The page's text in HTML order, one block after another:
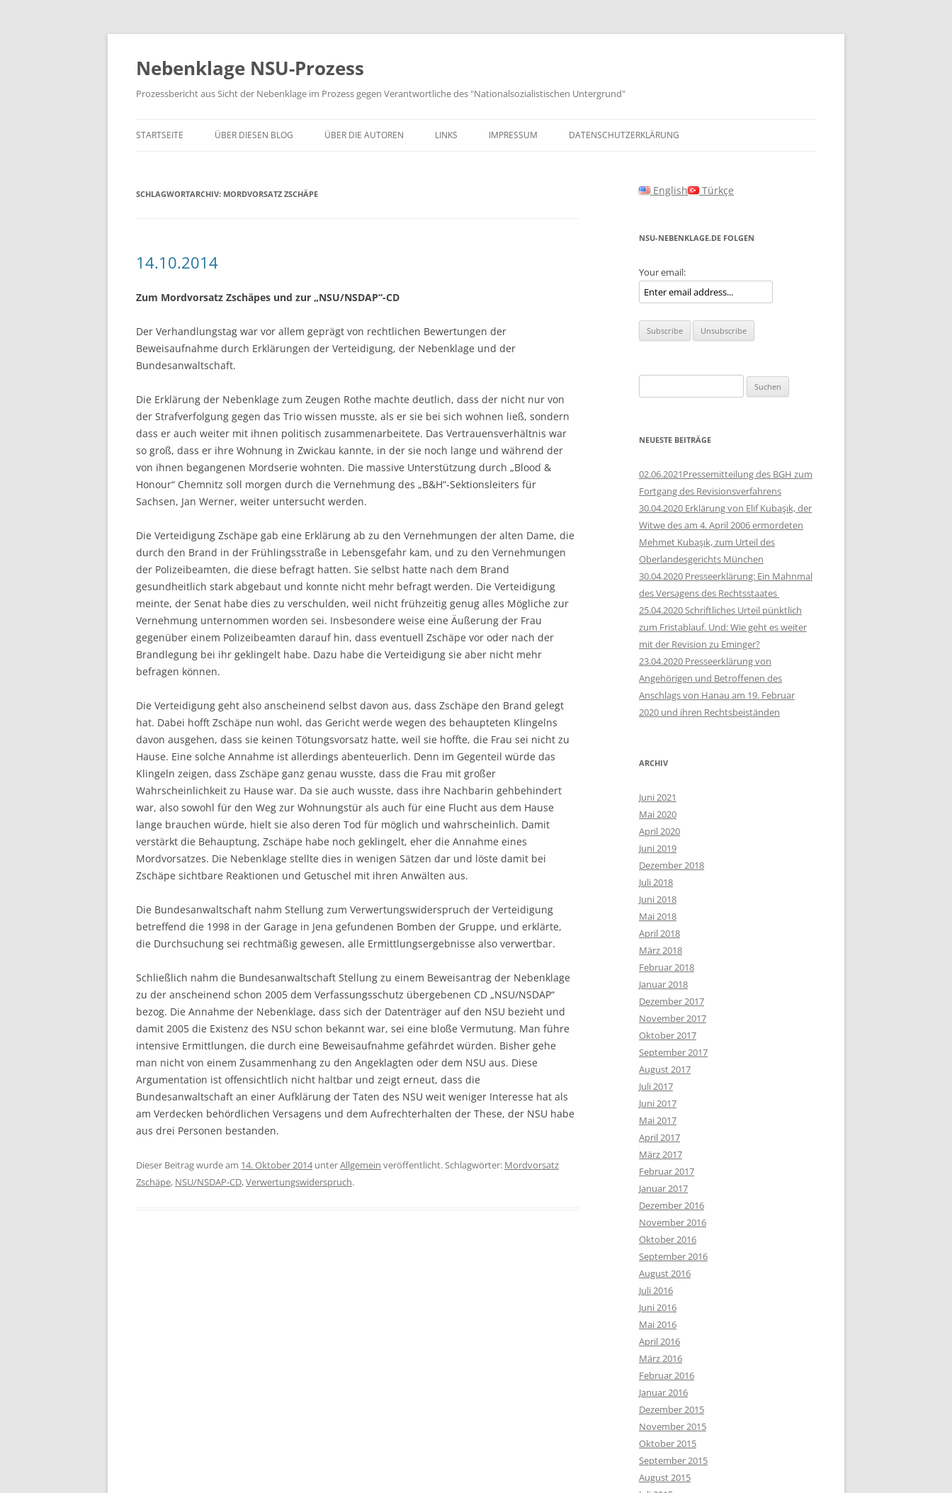
Zum
springen
Nebenklage NSU-Prozess
Prozessbericht aus Sicht der Nebenklage im Prozess gegen Verantwortliche des "Nationalsozialistischen Untergrund"
STARTSEITE ÜBER DIESEN BLOG ÜBER DIE AUTOREN LINKS IMPRESSUM DATENSCHUTZERKLÄRUNG
SCHLAGWORTARCHIV: MORDVORSATZ ZSCHÄPE
14.10.2014
Zum Mordvorsatz Zschäpes und zur „NSU/NSDAP“-CD
Der Verhandlungstag war vor allem geprägt von rechtlichen Bewertungen der
Beweisaufnahme durch Erklärungen der Verteidigung, der Nebenklage und der
Bundesanwaltschaft.
Die Erklärung der Nebenklage zum Zeugen Rothe machte deutlich, dass der nicht nur von
der Strafverfolgung gegen das Trio wissen musste, als er sie bei sich wohnen ließ, sondern
dass er auch weiter mit ihnen politisch zusammenarbeitete. Das Vertrauensverhältnis war
so groß, dass er ihre Wohnung in Zwickau kannte, in der sie noch lange und während der
von ihnen begangenen Mordserie wohnten. Die massive Unterstützung durch „Blood &
Honour“ Chemnitz soll morgen durch die Vernehmung des „B&H“-Sektionsleiters für
Sachsen, Jan Werner, weiter untersucht werden.
Die Verteidigung Zschäpe gab eine Erklärung ab zu den Vernehmungen der alten Dame, die
durch den Brand in der Frühlingsstraße in Lebensgefahr kam, und zu den Vernehmungen
der Polizeibeamten, die diese befragt hatten. Sie selbst hatte nach dem Brand
gesundheitlich stark abgebaut und konnte nicht mehr befragt werden. Die Verteidigung
meinte, der Senat habe dies zu verschulden, weil nicht frühzeitig genug alles Mögliche zur
Vernehmung unternommen worden sei. Insbesondere weise eine Äußerung der Frau
gegenüber einem Polizeibeamten darauf hin, dass eventuell Zschäpe vor oder nach der
Brandlegung bei ihr geklingelt habe. Dazu habe die Verteidigung sie aber nicht mehr
befragen können.
Die Verteidigung geht also anscheinend selbst davon aus, dass Zschäpe den Brand gelegt
hat. Dabei hofft Zschäpe nun wohl, das Gericht werde wegen des behaupteten Klingelns
davon ausgehen, dass sie keinen Tötungsvorsatz hatte, weil sie hoffte, die Frau sei nicht zu
Hause. Eine solche Annahme ist allerdings abenteuerlich. Denn im Gegenteil würde das
Klingeln zeigen, dass Zschäpe ganz genau wusste, dass die Frau mit großer
Wahrscheinlichkeit zu Hause war. Da sie auch wusste, dass ihre Nachbarin gehbehindert
war, also sowohl für den Weg zur Wohnungstür als auch für eine Flucht aus dem Hause
lange brauchen würde, hielt sie also deren Tod für möglich und wahrscheinlich. Damit
verstärkt die Behauptung, Zschäpe habe noch geklingelt, eher die Annahme eines
Mordvorsatzes. Die Nebenklage stellte dies in wenigen Sätzen dar und löste damit bei
Zschäpe sichtbare Reaktionen und Getuschel mit ihren Anwälten aus.
Die Bundesanwaltschaft nahm Stellung zum Verwertungswiderspruch der Verteidigung
betreffend die 1998 in der Garage in Jena gefundenen Bomben der Gruppe, und erklärte,
die Durchsuchung sei rechtmäßig gewesen, alle Ermittlungsergebnisse also verwertbar.
Schließlich nahm die Bundesanwaltschaft Stellung zu einem Beweisantrag der Nebenklage
zu der anscheinend schon 2005 dem Verfassungsschutz übergebenen CD „NSU/NSDAP“
bezog. Die Annahme der Nebenklage, dass sich der Datenträger auf den NSU bezieht und
damit 2005 die Existenz des NSU schon bekannt war, sei eine bloße Vermutung. Man führe
intensive Ermittlungen, die durch eine Beweisaufnahme gefährdet würden. Bisher gehe
man nicht von einem Zusammenhang zu den Angeklagten oder dem NSU aus. Diese
Argumentation ist offensichtlich nicht haltbar und zeigt erneut, dass die
Bundesanwaltschaft an einer Aufklärung der Taten des NSU weit weniger Interesse hat als
am Verdecken behördlichen Versagens und dem Aufrechterhalten der These, der NSU habe
aus drei Personen bestanden.
Dieser Beitrag wurde am 14. Oktober 2014unterAllgemein veröffentlicht. Schlagwörter: Mordvorsatz
Zschäpe, NSU/NSDAP-CD,Verwertungswiderspruch.
English Türkçe
NSU-NEBENKLAGE.DE FOLGEN
Your email:
nach:
NEUESTE BEITRÄGE
02.06.2021Pressemitteilung des BGH zum
Fortgang des Revisionsverfahrens
30.04.2020 Erklärung von Elif Kubaşık, der
Witwe des am 4. April 2006 ermordeten
Mehmet Kubaşık, zum Urteil des
Oberlandesgerichts München
30.04.2020 Presseerklärung: Ein Mahnmal
des Versagens des Rechtsstaates
25.04.2020 Schriftliches Urteil pünktlich
zum Fristablauf. Und: Wie geht es weiter
mit der Revision zu Eminger?
23.04.2020 Presseerklärung von
Angehörigen und Betroffenen des
Anschlags von Hanau am 19. Februar
2020 und ihren Rechtsbeiständen
ARCHIV
Juni 2021
Mai 2020
April 2020
Juni 2019
Dezember 2018
Juli 2018
Juni 2018
Mai 2018
April 2018
März 2018
Februar 2018
Januar 2018
Dezember 2017
November 2017
Oktober 2017
September 2017
August 2017
Juli 2017
Juni 2017
Mai 2017
April 2017
März 2017
Februar 2017
Januar 2017
Dezember 2016
November 2016
Oktober 2016
September 2016
August 2016
Juli 2016
Juni 2016
Mai 2016
April 2016
März 2016
Februar 2016
Januar 2016
Dezember 2015
November 2015
Oktober 2015
September 2015
August 2015